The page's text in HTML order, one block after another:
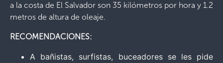
a la costa de El Salvador son 35 kilómetros por hora y 1.2
metros de altura de oleaje.
RECOMENDACIONES:
A bañistas, surfistas, buceadores se les pide